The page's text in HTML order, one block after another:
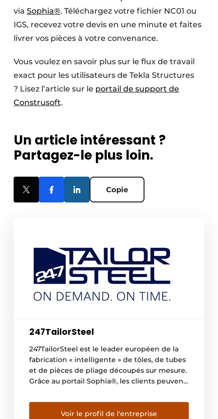
via Sophia®. Téléchargez votre fichier NC01 ou
IGS, recevez votre devis en une minute et faites
livrer vos pièces à votre convenance.
Vous voulez en savoir plus sur le flux de travail
exact pour les utilisateurs de Tekla Structures
? Lisez l’article sur le portail de support de
Construsoft.
Un article intéressant ?
Partagez-le plus loin.
Copie
247TailorSteel
247TailorSteel est le leader européen de la
fabrication « intelligente » de tôles, de tubes
et de pièces de pliage découpés sur mesure.
Grâce au portail Sophia®, les clients peuvent
sur 24 et 7 jours sur 7, recevoir un devis en
une minute et être livrés dans les 48 heures.
Voir le profil de l'entreprise